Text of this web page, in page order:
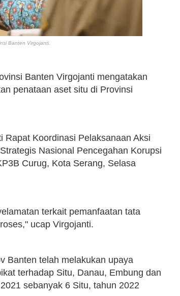
Banten Virgojanti.
Banten Virgojanti mengatakan
penataan aset situ di Provinsi
Rapat Koordinasi Pelaksanaan Aksi
Nasional Pencegahan Korupsi
Curug, Kota Serang, Selasa
terkait pemanfaatan tata
ucap Virgojanti.
Banten telah melakukan upaya
terhadap Situ, Danau, Embung dan
sebanyak 6 Situ, tahun 2022